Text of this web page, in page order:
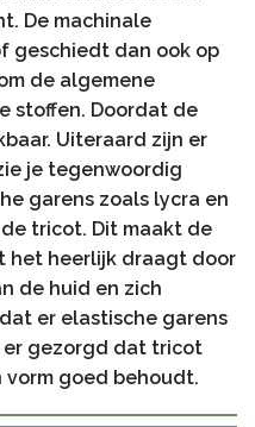
De machinale
geschiedt dan ook op
de algemene
stoffen. Doordat de
Uiteraard zijn er
je tegenwoordig
garens zoals lycra en
tricot. Dit maakt de
het heerlijk draagt door
de huid en zich
er elastische garens
gezorgd dat tricot
goed behoudt.